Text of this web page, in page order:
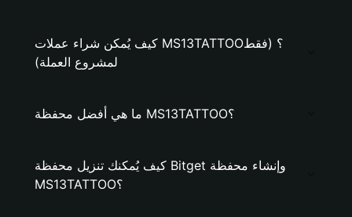
كيف يُمكن شراء عملات MS13TATTOO؟ (فقط
لمشروع العملة)
ما هي أفضل محفظة MS13TATTOO؟
كيف يُمكنك تنزيل محفظة Bitget وإنشاء محفظة
MS13TATTOO؟